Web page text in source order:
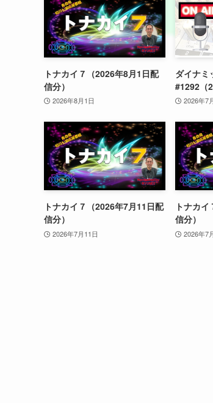
トナカイ７（2026年8月1日配
信分）
2026年8月1日
ダイナミ
#1292（
2026年7
トナカイ７（2026年7月11日配
信分）
2026年7月11日
トナカ
信分）
2026年7